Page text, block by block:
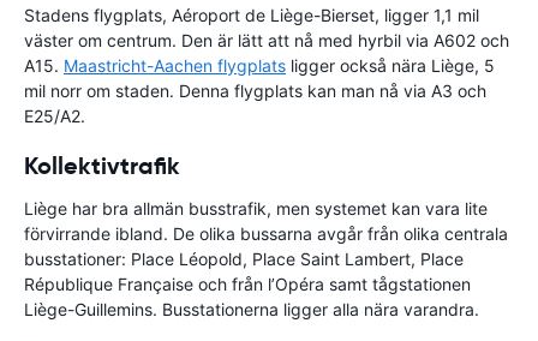
Stadens flygplats, Aéroport de Liège-Bierset, ligger 1,1 mil
väster om centrum. Den är lätt att nå med hyrbil via A602 och
A15. Maastricht-Aachen flygplats ligger också nära Liège, 5
mil norr om staden. Denna flygplats kan man nå via A3 och
E25/A2.
Kollektivtrafik
Liège har bra allmän busstrafik, men systemet kan vara lite
förvirrande ibland. De olika bussarna avgår från olika centrala
busstationer: Place Léopold, Place Saint Lambert, Place
République Française och från l’Opéra samt tågstationen
Liège-Guillemins. Busstationerna ligger alla nära varandra.